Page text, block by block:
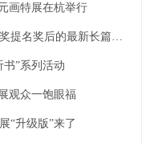
画特展在杭举行
”系列活动
观众一饱眼福
“升级版”来了